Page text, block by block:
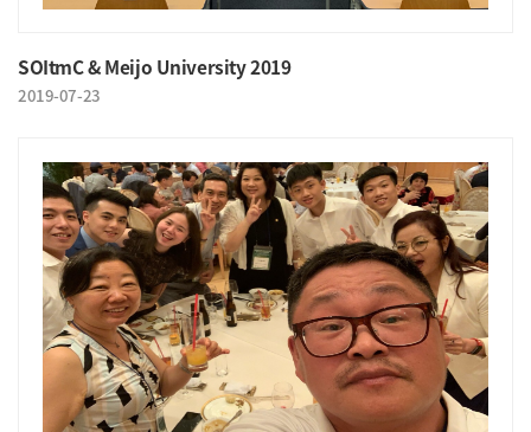
SOItmC & Meijo University 2019
2019-07-23